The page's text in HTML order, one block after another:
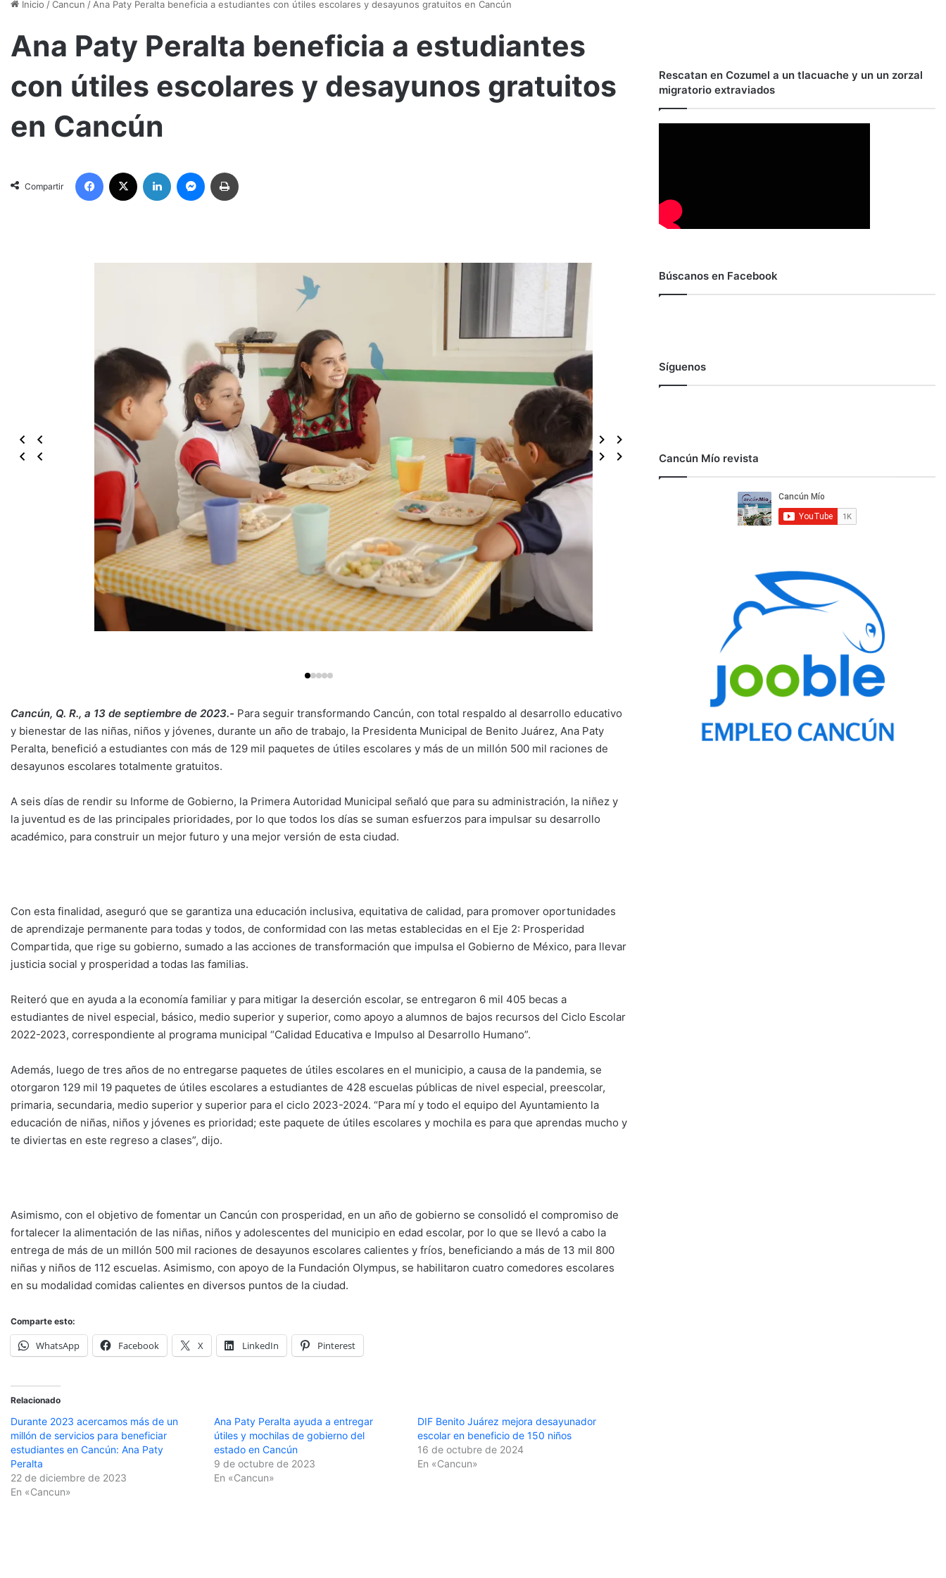
Inicio /Cancun / Ana Paty Peralta beneficia a estudiantes con útiles escolares y desayunos gratuitos en Cancún
Ana Paty Peralta beneficia a estudiantes
con útiles escolares y desayunos gratuitos
en Cancún
Compartir
Facebook LinkedIn Messenger
Cancún, Q. R., a 13 de septiembre de 2023.- Para seguir transformando Cancún, con total respaldo al desarrollo educativo
y bienestar de las niñas, niños y jóvenes, durante un año de trabajo, la Presidenta Municipal de Benito Juárez, Ana Paty
Peralta, benefició a estudiantes con más de 129 mil paquetes de útiles escolares y más de un millón 500 mil raciones de
desayunos escolares totalmente gratuitos.
A seis días de rendir su Informe de Gobierno, la Primera Autoridad Municipal señaló que para su administración, la niñez y
la juventud es de las principales prioridades, por lo que todos los días se suman esfuerzos para impulsar su desarrollo
académico, para construir un mejor futuro y una mejor versión de esta ciudad.
Con esta finalidad, aseguró que se garantiza una educación inclusiva, equitativa de calidad, para promover oportunidades
de aprendizaje permanente para todas y todos, de conformidad con las metas establecidas en el Eje 2: Prosperidad
Compartida, que rige su gobierno, sumado a las acciones de transformación que impulsa el Gobierno de México, para llevar
justicia social y prosperidad a todas las familias.
Reiteró que en ayuda a la economía familiar y para mitigar la deserción escolar, se entregaron 6 mil 405 becas a
estudiantes de nivel especial, básico, medio superior y superior, como apoyo a alumnos de bajos recursos del Ciclo Escolar
2022-2023, correspondiente al programa municipal “Calidad Educativa e Impulso al Desarrollo Humano”.
Además, luego de tres años de no entregarse paquetes de útiles escolares en el municipio, a causa de la pandemia, se
otorgaron 129 mil 19 paquetes de útiles escolares a estudiantes de 428 escuelas públicas de nivel especial, preescolar,
primaria, secundaria, medio superior y superior para el ciclo 2023-2024. “Para mí y todo el equipo del Ayuntamiento la
educación de niñas, niños y jóvenes es prioridad; este paquete de útiles escolares y mochila es para que aprendas mucho y
te diviertas en este regreso a clases”, dijo.
Asimismo, con el objetivo de fomentar un Cancún con prosperidad, en un año de gobierno se consolidó el compromiso de
fortalecer la alimentación de las niñas, niños y adolescentes del municipio en edad escolar, por lo que se llevó a cabo la
entrega de más de un millón 500 mil raciones de desayunos escolares calientes y fríos, beneficiando a más de 13 mil 800
niñas y niños de 112 escuelas. Asimismo, con apoyo de la Fundación Olympus, se habilitaron cuatro comedores escolares
en su modalidad comidas calientes en diversos puntos de la ciudad.
Comparte esto:
WhatsApp Facebook X LinkedIn Pinterest
Relacionado
Durante 2023 acercamos más de un
millón de servicios para beneficiar
estudiantes en Cancún: Ana Paty
Peralta
22 de diciembre de 2023
En «Cancun»
Ana Paty Peralta ayuda a entregar
útiles y mochilas de gobierno del
estado en Cancún
9 de octubre de 2023
En «Cancun»
DIF Benito Juárez mejora desayunador
escolar en beneficio de 150 niños
16 de octubre de 2024
En «Cancun»
Rescatan en Cozumel a un tlacuache y un un zorzal
migratorio extraviados
Búscanos en Facebook
Síguenos
Cancún Mío revista